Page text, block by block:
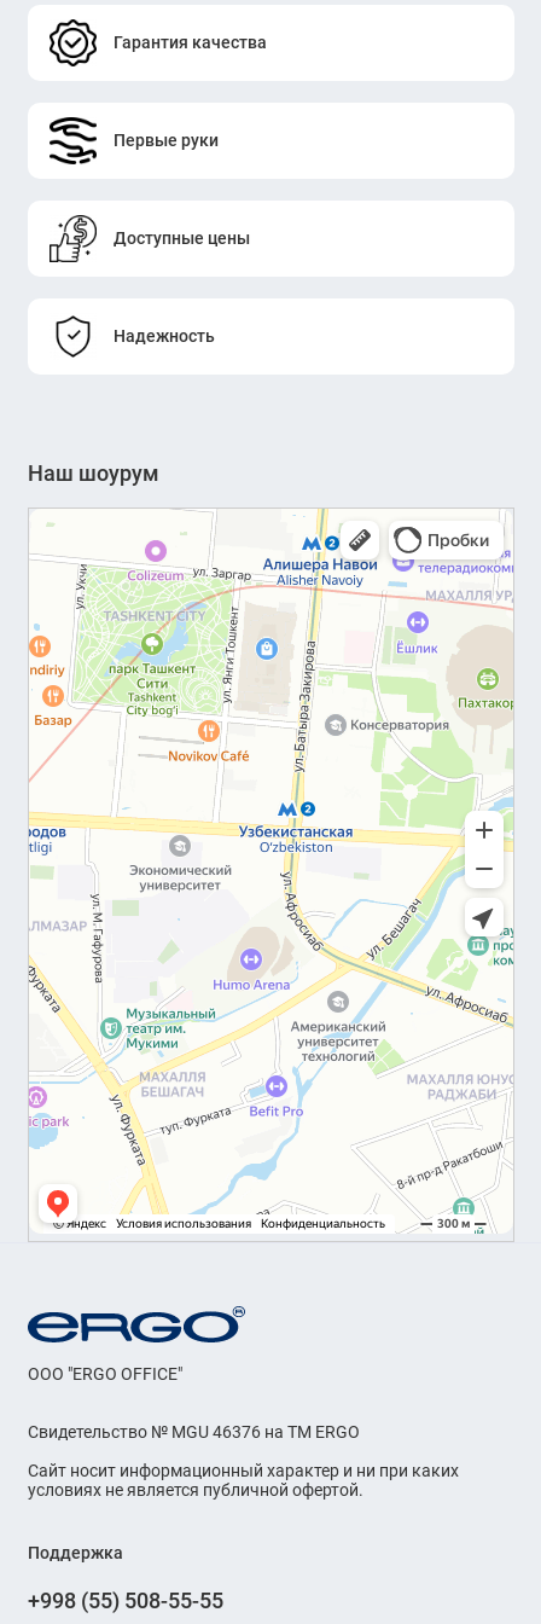
Гарантия качества
Первые руки
Доступные цены
Надежность
Наш шоурум
OOO "ERGO OFFICE"
Свидетельство № MGU 46376 на ТМ ERGO
Сайт носит информационный характер и ни при каких
условиях не является публичной офертой.
Поддержка
+998 (55) 508-55-55